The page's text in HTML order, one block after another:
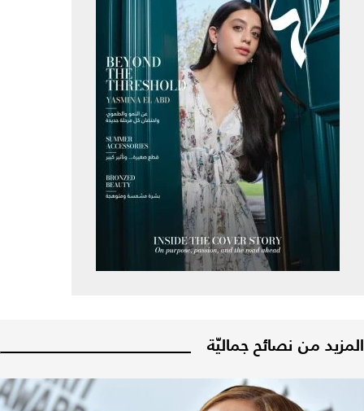
المزيد من نصائح جماليّة